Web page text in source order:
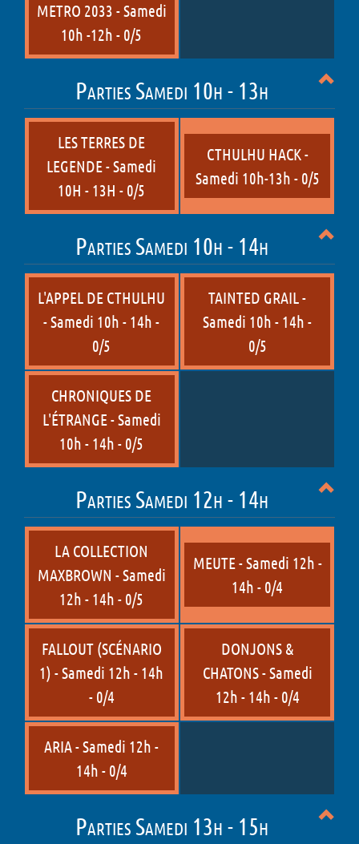
METRO 2033 - Samedi
10h -12h - 0/5
Parties Samedi 10h - 13h
LES TERRES DE
LEGENDE - Samedi
10H - 13H - 0/5
CTHULHU HACK -
Samedi 10h-13h - 0/5
Parties Samedi 10h - 14h
L'APPEL DE CTHULHU
- Samedi 10h - 14h -
0/5
TAINTED GRAIL -
Samedi 10h - 14h -
0/5
CHRONIQUES DE
L'ÉTRANGE - Samedi
10h - 14h - 0/5
Parties Samedi 12h - 14h
LA COLLECTION
MAXBROWN - Samedi
12h - 14h - 0/5
MEUTE - Samedi 12h -
14h - 0/4
FALLOUT (SCÉNARIO
1) - Samedi 12h - 14h
- 0/4
DONJONS &
CHATONS - Samedi
12h - 14h - 0/4
ARIA - Samedi 12h -
14h - 0/4
Parties Samedi 13h - 15h